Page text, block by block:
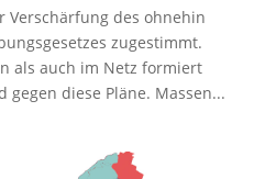
Verschärfung des ohnehin
zugestimmt.
als auch im Netz formiert
diese Pläne. Massen...